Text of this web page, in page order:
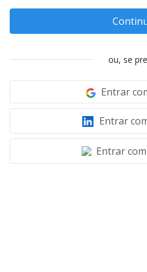
ou, se
Entrar
Entrar
Entrar